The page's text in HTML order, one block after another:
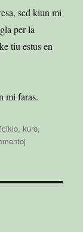
sed kiun mi
per la
tiu estus en
mi faras.
,kuro,